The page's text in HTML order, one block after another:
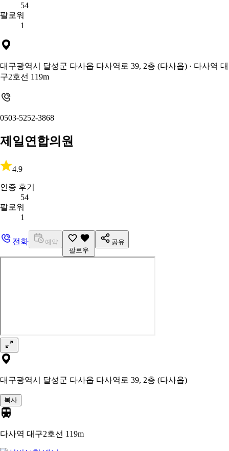
54
팔로워
1
대구광역시 달성군 다사읍 다사역로 39, 2층 (다사읍) · 다사역 대
구2호선 119m
0503-5252-3868
제일연합의원
4.9
인증 후기
54
팔로워
1
전화
예약
팔로우
공유
대구광역시 달성군 다사읍 다사역로 39, 2층 (다사읍)
복사
다사역 대구2호선 119m